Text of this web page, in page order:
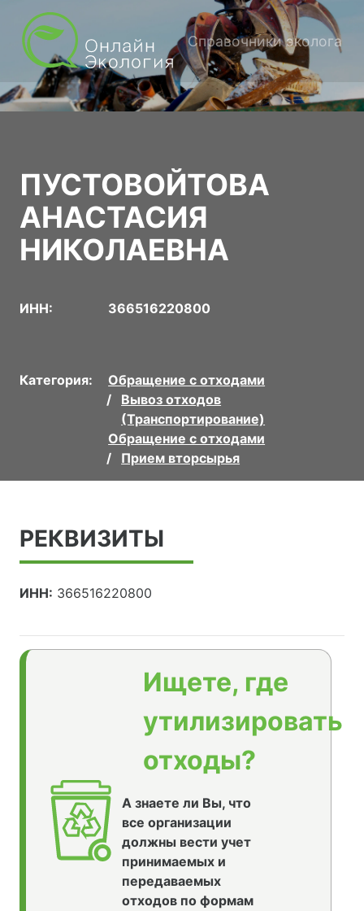
Справочники эколога
ПУСТОВОЙТОВА
АНАСТАСИЯ
НИКОЛАЕВНА
ИНН: 366516220800
Категория:
Обращение с отходами
Вывоз отходов
(Транспортирование)
Обращение с отходами
Прием вторсырья
РЕКВИЗИТЫ
ИНН: 366516220800
Ищете, где
утилизировать
отходы?
А знаете ли Вы, что
все организации
должны вести учет
принимаемых и
передаваемых
отходов по формам